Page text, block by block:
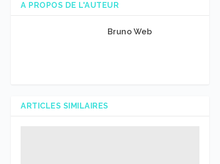
A PROPOS DE L'AUTEUR
Bruno Web
ARTICLES SIMILAIRES